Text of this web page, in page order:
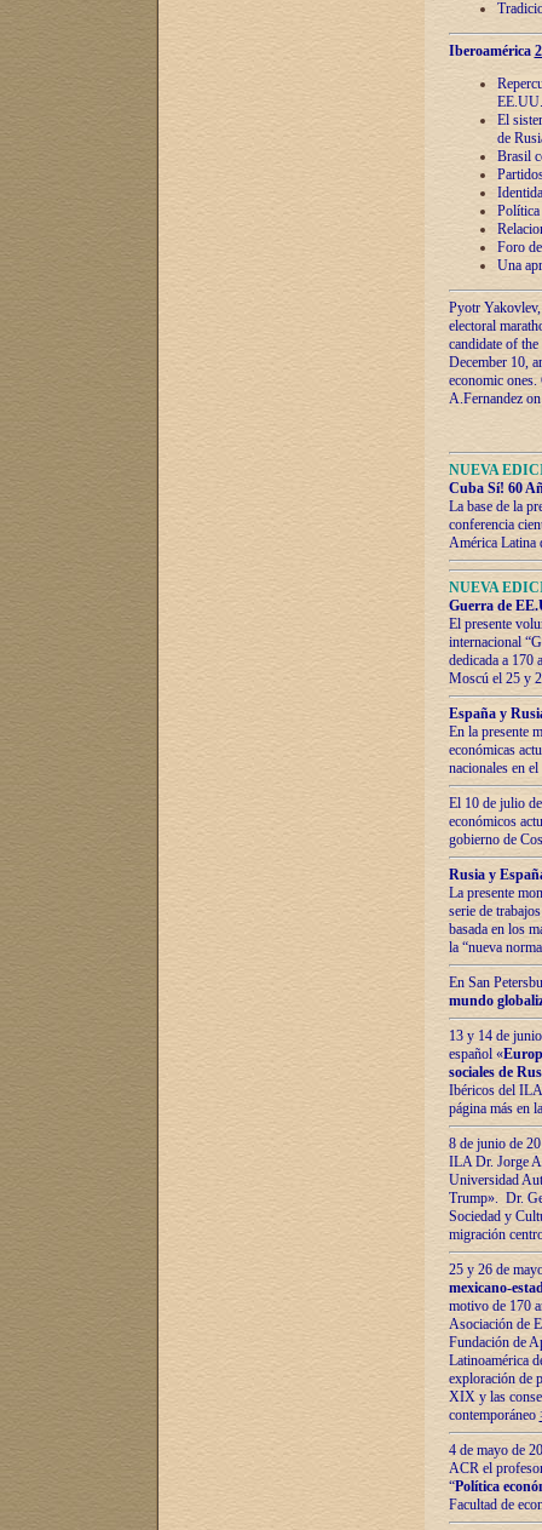
Iberoamérica
EE.UU.
El
de
Brasil
Política
Foro
Una
Pyotr
electoral
candidate of
December 10,
economic
A.Fernandez
NUEVA
Cuba Sí! 60
La base de la
conferencia
América Latina
NUEVA
Guerra de
El presente
internacional
dedicada a 170
Moscú el 25 y
España y
En la presente
económicas
nacionales en
El 10 de julio
económicos
gobierno de
Rusia y
La presente
serie de
basada en los
la “nueva
En San
mundo
13 y 14 de
español «
sociales de
Ibéricos del ILA
página más en
8 de junio de
ILA Dr. Jorge
Universidad
Trump». Dr.
Sociedad y
migración
25 y 26 de
mexicano-
motivo de 170
Asociación de
Fundación de
Latinoamérica
exploración de
XIX y las
contemporáneo
4 de mayo de
ACR el
“Política
Facultad de